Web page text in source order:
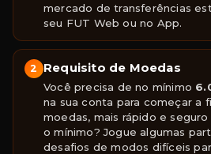
mercado de transferências
seu FUT Web ou no App.
2 Requisito de Moedas
Você precisa de no mínimo
na sua conta para começar a
moedas, mais rápido e
o mínimo? Jogue algumas
desafios de modos difíceis